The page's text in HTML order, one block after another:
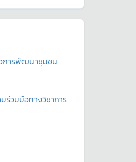
อการพัฒนาชุมชน
วมมือทางวิชาการ